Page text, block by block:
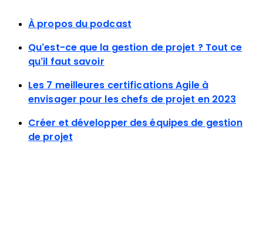
À propos du podcast
Qu’est-ce que la gestion de projet ? Tout ce
qu’il faut savoir
Les 7 meilleures certifications Agile à
envisager pour les chefs de projet en 2023
Créer et développer des équipes de gestion
de projet